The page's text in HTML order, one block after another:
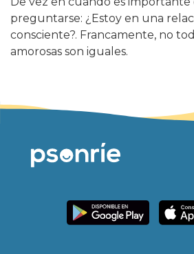
preguntarse: ¿Estoy en una
consciente?. Francamente, no
amorosas son iguales.